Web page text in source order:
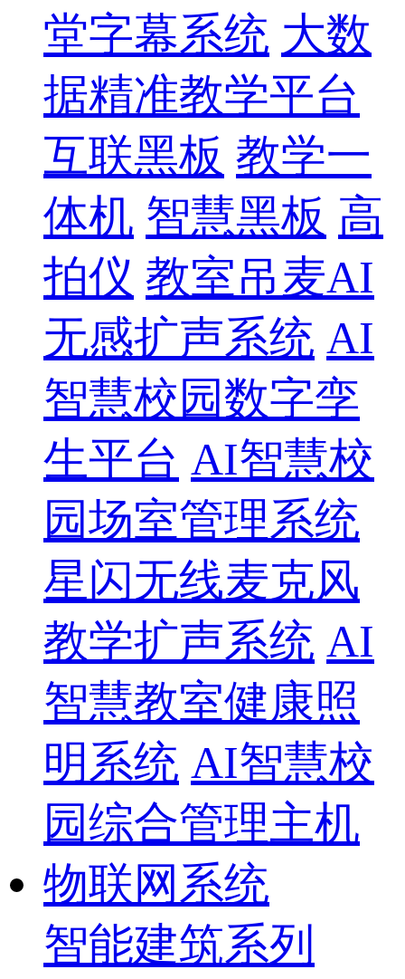
堂字幕系统 大数
据精准教学平台
互联黑板 教学一
体机 智慧黑板 高
拍仪 教室吊麦AI
无感扩声系统 AI
智慧校园数字孪
生平台 AI智慧校
园场室管理系统
星闪无线麦克风
教学扩声系统 AI
智慧教室健康照
明系统 AI智慧校
园综合管理主机
物联网系统
智能建筑系列